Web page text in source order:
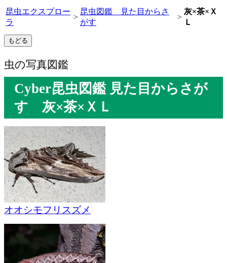
昆虫エクスプロー
ラ
>
昆虫図鑑 見た目からさ
がす
>
灰×茶×Ｘ
Ｌ
虫の写真図鑑
Cyber昆虫図鑑 見た目からさが
す 灰×茶×ＸＬ
オオシモフリスズメ